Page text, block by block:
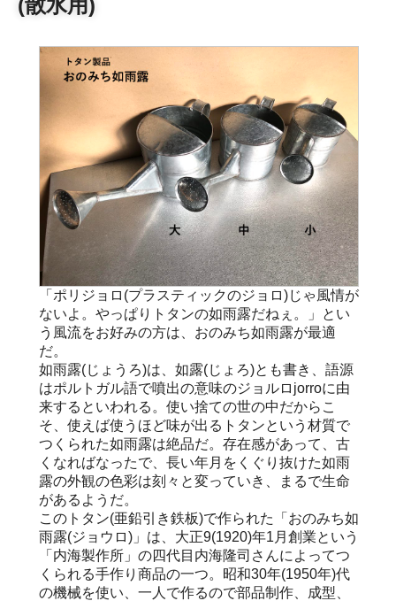
「ポリジョロ(プラスティックのジョロ)じゃ風情が
ないよ。やっぱりトタンの如雨露だねぇ。」とい
う風流をお好みの方は、おのみち如雨露が最適
だ。
如雨露(じょうろ)は、如露(じょろ)とも書き、語源
はポルトガル語で噴出の意味のジョルロjorroに由
来するといわれる。使い捨ての世の中だからこ
そ、使えば使うほど味が出るトタンという材質で
つくられた如雨露は絶品だ。存在感があって、古
くなればなったで、長い年月をくぐり抜けた如雨
露の外観の色彩は刻々と変っていき、まるで生命
があるようだ。
このトタン(亜鉛引き鉄板)で作られた「おのみち如
雨露(ジョウロ)」は、大正9(1920)年1月創業という
「内海製作所」の四代目内海隆司さんによってつ
くられる手作り商品の一つ。昭和30年(1950年)代
の機械を使い、一人で作るので部品制作、成型、